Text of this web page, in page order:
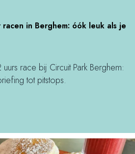
in Berghem: óók leuk als je
race bij Circuit Park Berghem:
tot pitstops.